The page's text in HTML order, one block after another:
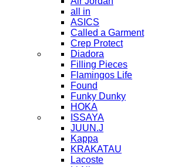
all in
ASICS
Called a Garment
Crep Protect
Diadora
Filling Pieces
Flamingos Life
Found
Funky Dunky
HOKA
ISSAYA
JUUN.J
Kappa
KRAKATAU
Lacoste